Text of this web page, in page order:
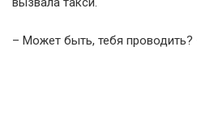
– Может быть, тебя проводить?